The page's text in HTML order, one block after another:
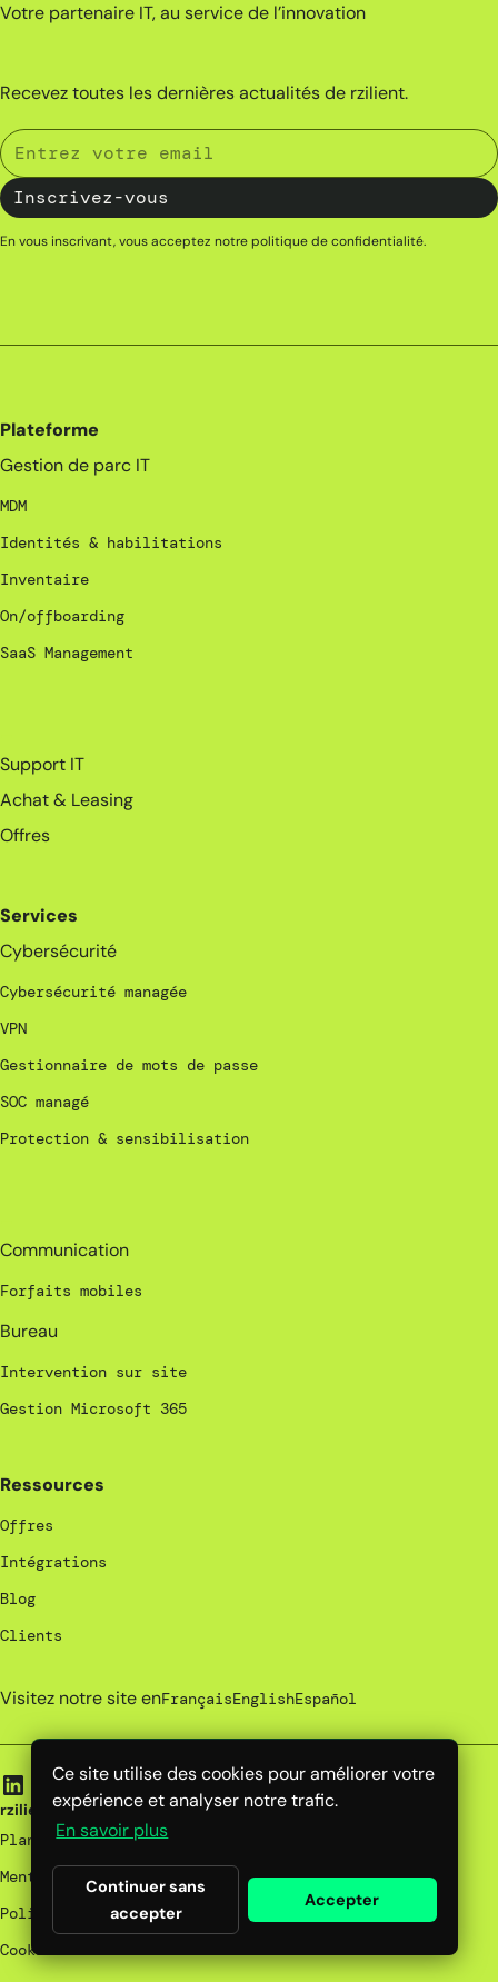
Ce site utilise des cookies pour améliorer votre
expérience et analyser notre trafic.
En savoir plus
Continuer sans
accepter
Accepter
Votre partenaire IT, au service de l’innovation
Recevez toutes les dernières actualités de rzilient.
En vous inscrivant, vous acceptez notrepolitique de confidentialité.
Plateforme
Gestion de parc IT
MDM
Identités & habilitations
Inventaire
On/offboarding
SaaS Management
Support IT
Achat & Leasing
Offres
Services
Cybersécurité
Cybersécurité managée
VPN
Gestionnaire de mots de passe
SOC managé
Protection & sensibilisation
Communication
Forfaits mobiles
Bureau
Intervention sur site
Gestion Microsoft 365
Ressources
Offres
Intégrations
Blog
Clients
Visitez notre site enFrançaisEnglishEspañol
rzilient | 2026
Plan du site
Mentions Légales
Politique de confidentialité
Cookies